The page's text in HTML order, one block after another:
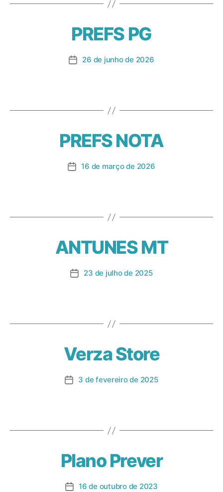
PREFS PG
26 de junho de 2026
PREFS NOTA
16 de março de 2026
ANTUNES MT
23 de julho de 2025
Verza Store
3 de fevereiro de 2025
Plano Prever
16 de outubro de 2023